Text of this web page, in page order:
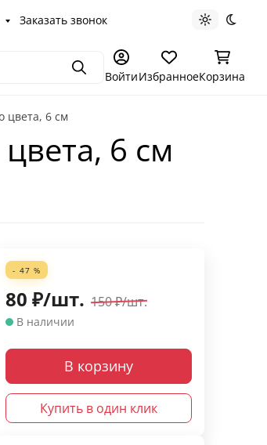
Заказать звонок Светлая
ПоискВойтиИзбранноеКорзина
цвета, 6 см
6 см
- 47 %
80 ₽/шт. 150₽/шт.
В наличии
В корзину
Купить в один клик